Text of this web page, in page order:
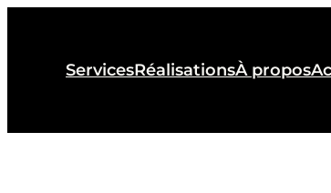
contenuServicesRéalisationsÀ propos